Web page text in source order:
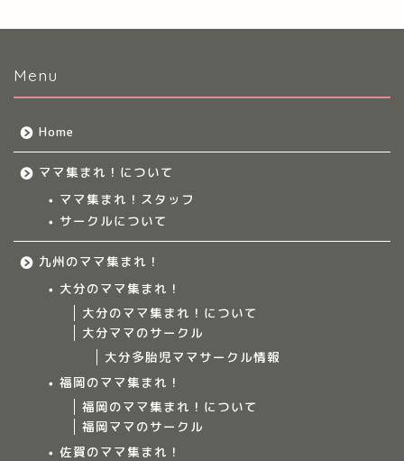
Menu
Home
ママ集まれ！について
ママ集まれ！スタッフ
サークルについて
九州のママ集まれ！
大分のママ集まれ！
大分のママ集まれ！について
大分ママのサークル
大分多胎児ママサークル情報
福岡のママ集まれ！
福岡のママ集まれ！について
福岡ママのサークル
佐賀のママ集まれ！